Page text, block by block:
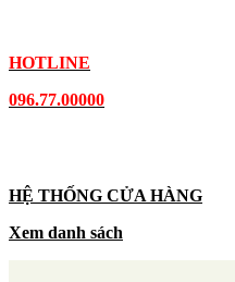
HOTLINE
096.77.00000
HỆ THỐNG CỬA HÀNG
Xem danh sách